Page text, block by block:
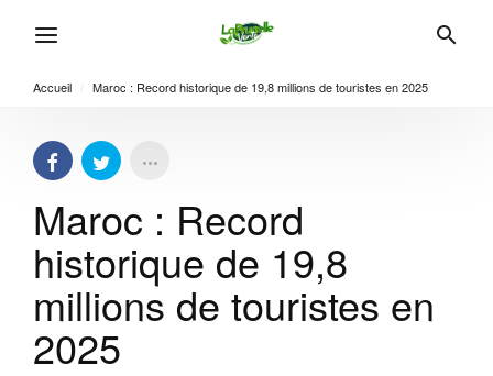
Accueil Maroc : Record historique de 19,8 millions de touristes en 2025
Maroc : Record
historique de 19,8
millions de touristes en
2025